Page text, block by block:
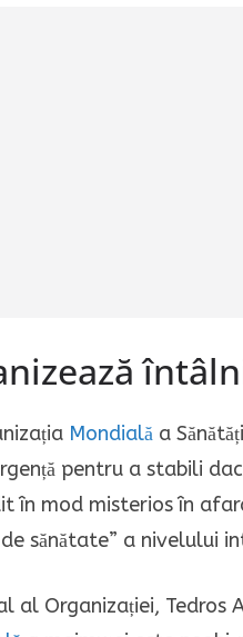
Mondială a
pentru a stabili
în mod misterios în
sănătate” a nivelului
al Organizației, Tedros